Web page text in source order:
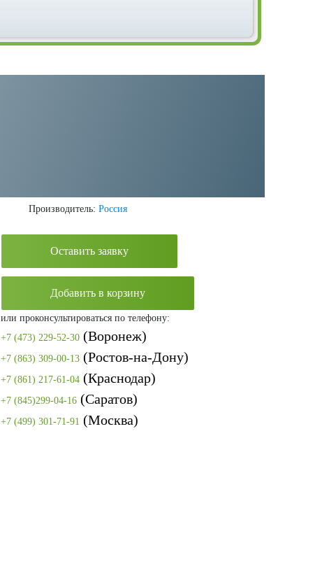
Производитель: Россия
Оставить заявку
Добавить в корзину
или проконсультироваться по телефону:
+7 (473) 229-52-30(Воронеж)
+7 (863) 309-00-13(Ростов-на-Дону)
+7 (861) 217-61-04(Краснодар)
+7 (845)299-04-16(Саратов)
+7 (499) 301-71-91 (Москва)